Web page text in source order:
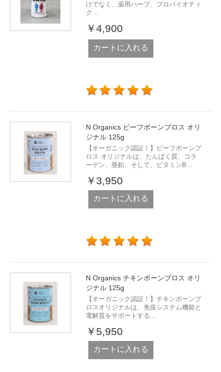
けでなく、薬用ハーブ、プロバイオティ
ク...
￥4,900
カートに入れる
N Organics ビーフボーンブロス オリ
ジナル 125g
【オーガニック認証！】ビーフボーンブ
ロス オリジナルは、たんぱく質、コラ
ーゲン、亜鉛、そして、ビタミンB...
￥3,950
カートに入れる
N Organics チキンボーンブロス オリ
ジナル 125g
【オーガニック認証！】チキンボーンブ
ロスオリジナルは、免疫システム機能と
電解質をサポートする...
￥5,950
カートに入れる